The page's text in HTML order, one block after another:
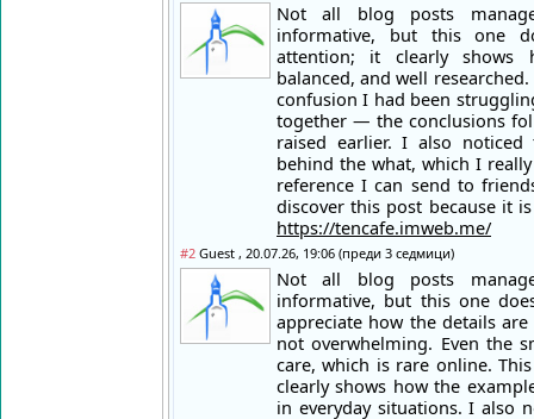
Not all blog posts
informative, but this one
attention; it clearly shows
balanced, and well
confusion I had been
together — the conclusions
raised earlier. I also
behind the what, which I
reference I can send to
discover this post because it
https://tencafe.imweb.me/
#2 Guest , 20.07.26, 19:06 (преди 3 седмици)
Not all blog posts
informative, but this one
appreciate how the details
not overwhelming. Even the
care, which is rare online.
clearly shows how the
in everyday situations. I also